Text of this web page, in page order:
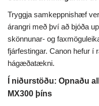
Tryggja samkeppnishæf
árangri með því að bjóða
skönnunar- og
fjárfestingar. Canon hefur í
hágæðatækni.
Í niðurstöðu: Opnaðu
MX300 þíns